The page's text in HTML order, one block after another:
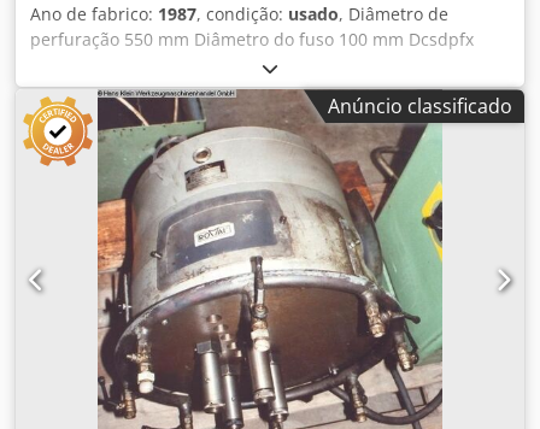
Ano de fabrico: 1987, condição: usado, Diâmetro de
perfuração 550 mm Diâmetro do fuso 100 mm Dcsdpfx
Aistv Ihweljk Profundidade de perfuração 320 mm
Velocidade 10 70 rpm Avanço infinitamente variável 0 - 12
mm/min Alimentação eléctrica 380 V / 50 Hz Potência total
necessária 3 kW Peso da máquina aprox. 1,35 toneladas
Espaço necessário aprox. 1,0 x 2,5 x 1,0 m Máquina de
perfuração transportável, completamente pronta a ser
ligada, Acionamento do fuso de perfuração através de
redutor planetário LENZE, Acionamento do avanço com
motor LENZE DC, potência 100 watts, rotação no sentido
horário e anti-horário, com porta-ferramentas para Ø 420
e Ø 550 mm, Porta-ferramentas para ferramenta de facear,
fabricado pela LENZ LPAS 3, várias ferramentas de
torneamento,
Anúncio classificado